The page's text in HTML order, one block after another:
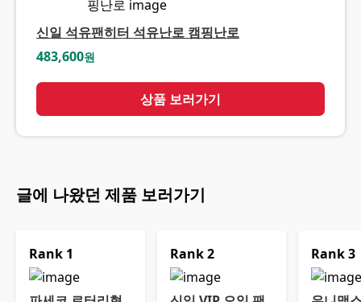
신일 석유팬히터 석유난로 캠핑난로
483,600원
상품 보러가기
글에 나왔던 제품 보러가기
Rank 1 Rank2 Rank3